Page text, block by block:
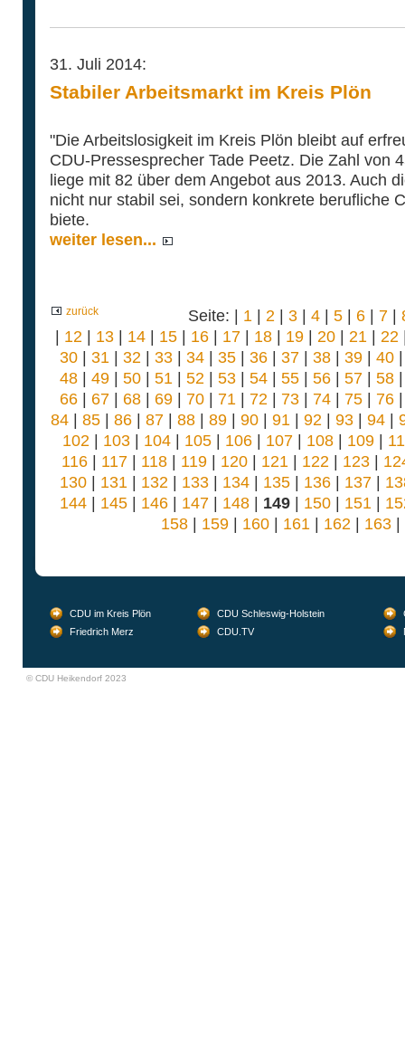
31. Juli 2014:
Stabiler Arbeitsmarkt im Kreis Plön
"Die Arbeitslosigkeit im Kreis Plön bleibt auf
CDU-Pressesprecher Tade Peetz. Die Zahl von
liege mit 82 über dem Angebot aus 2013. Auch
nicht nur stabil sei, sondern konkrete berufliche
biete.
weiter lesen...
zurück Seite: | 1 | 2 | 3 | 4 | 5 | 6 | 7 |
| 12 | 13| 14| 15| 16| 17| 18| 19| 20| 21 | 22
30| 31 | 32 | 33| 34| 35| 36| 37| 38| 39| 40
48| 49| 50| 51 | 52 | 53| 54| 55| 56| 57| 58
66| 67| 68| 69| 70| 71 | 72 | 73| 74| 75| 76
84| 85| 86| 87| 88| 89| 90| 91 | 92 | 93| 94|
102 | 103 | 104 | 105 | 106 | 107 | 108 | 109 |
116| 117| 118| 119| 120| 121 | 122 | 123|
130| 131 | 132 | 133| 134| 135| 136| 137|
144| 145| 146| 147| 148| 149| 150| 151 |
158 | 159 | 160 | 161 | 162 | 163 |
CDU im Kreis Plön CDU Schleswig-Holstein
Friedrich Merz
CDU.TV
© CDU Heikendorf 2023